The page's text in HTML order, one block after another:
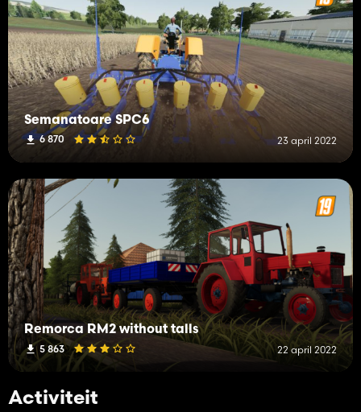
Semanatoare SPC6
6 870 23 april 2022
Remorca RM2 without talls
5 863 22 april 2022
Activiteit